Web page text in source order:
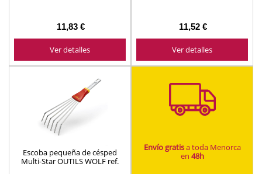
11,83 €
Ver detalles
11,52 €
Ver detalles
Escoba pequeña de césped
Multi-Star OUTILS WOLF ref.
Envío gratisa toda Menorca
en 48h